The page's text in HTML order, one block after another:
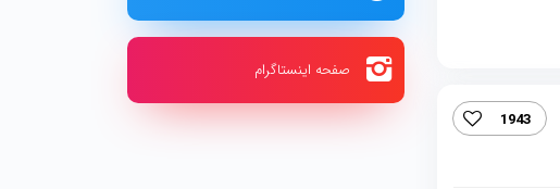
1943
صفحه اینستاگرام